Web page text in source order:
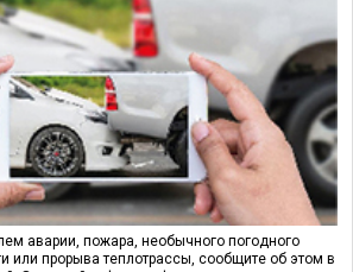
аварии, пожара, необычного погодного
или прорыва теплотрассы, сообщите об этом в